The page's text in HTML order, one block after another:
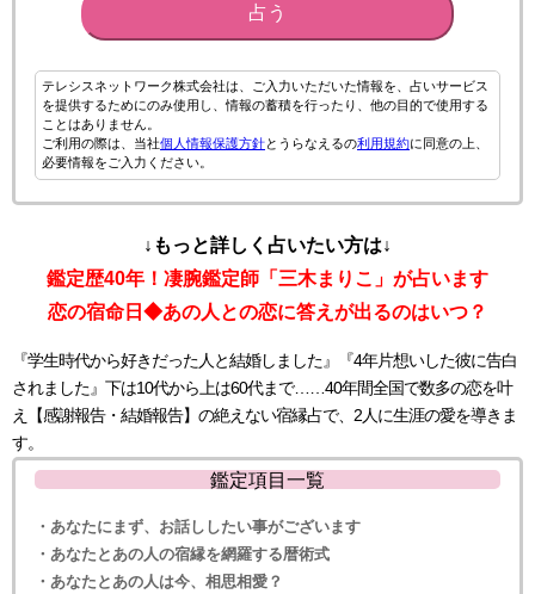
占う
テレシスネットワーク株式会社は、ご入力いただいた情報を、占いサービス
を提供するためにのみ使用し、情報の蓄積を行ったり、他の目的で使用する
ことはありません。
ご利用の際は、当社個人情報保護方針とうらなえるの利用規約に同意の上、
必要情報をご入力ください。
↓もっと詳しく占いたい方は↓
鑑定歴40年！凄腕鑑定師「三木まりこ」が占います
恋の宿命日◆あの人との恋に答えが出るのはいつ？
『学生時代から好きだった人と結婚しました』『4年片想いした彼に告白
されました』下は10代から上は60代まで……40年間全国で数多の恋を叶
え【感謝報告・結婚報告】の絶えない宿縁占で、2人に生涯の愛を導きま
す。
鑑定項目一覧
・あなたにまず、お話ししたい事がございます
・あなたとあの人の宿縁を網羅する暦術式
・あなたとあの人は今、相思相愛？